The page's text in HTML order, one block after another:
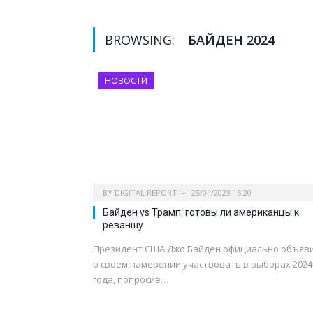
BROWSING: БАЙДЕН 2024
НОВОСТИ
BY DIGITAL REPORT 25/04/2023 15:20
Байден vs Трамп: готовы ли американцы к
реваншу
Президент США Джо Байден официально
о своем намерении участвовать в выборах 2024
года, попросив…